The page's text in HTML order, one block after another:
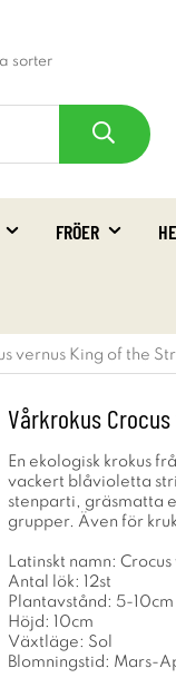
sorter
FRÖER
vernus King of the
Vårkrokus
En ekologisk krokus
vackert blåvioletta
stenparti, gräsmatta
grupper. Även för
Latinskt namn:
Antal lök: 12st
Plantavstånd: 5-10cm
Höjd: 10cm
Växtläge: Sol
Blomningstid: Mars-